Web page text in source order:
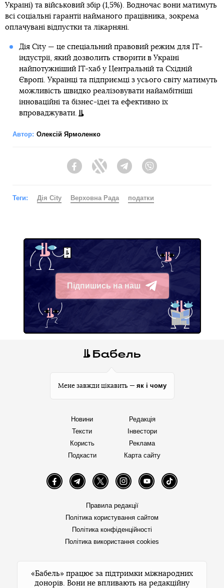
Україні) та військовий збір (1,5%). Водночас вони матимуть
всі соціальні гарантії найманого працівника, зокрема
оплачувані відпустки та лікарняні.
Дія City — це спеціальний правовий режим для IT-
індустрії, який дозволить створити в Україні
найпотужніший IT-хаб у Центральній та Східній
Європі. Українці та підприємці з усього світу матимуть
можливість швидко реалізовувати найамбітніші
інноваційні та бізнес-ідеї та ефективно їх
впроваджувати.
Автор: Олексій Ярмоленко
FacebookTwitter Telegram
Теги: Дія City Верховна Рада податки
Підпишись на наш
Telegram
Мене завжди цікавить — як і чому
Новини
Тексти
Користь
Подкасти
Редакція
Інвестори
Реклама
Карта сайту
FacebookTelegramTwitter InstagramYouTube TikTok
Правила редакції
Політика користування сайтом
Політика конфіденційності
Політика використання cookies
«Бабель» працює за підтримки міжнародних
донорів. Вони не впливають на редакційну